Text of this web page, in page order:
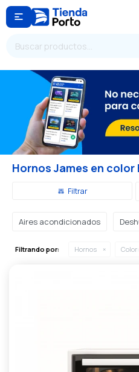

Hornos James en color
Aires acondicionados
Filtrando por: Hornos Color: